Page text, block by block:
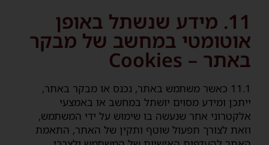
11. מידע שנשתל באופן
אוטומטי במחשב של מבקר
באתר – Cookies
11.1 כאשר משתמש באתר, נכנס או מבקר באתר,
ייתכן ומידע מסוים יושתל במחשב או באמצעי
אלקטרוני אחר שנעשה בו שימוש על ידי המשתמש,
וזאת לצורך תפעול שוטף ותקין של האתר, התאמת